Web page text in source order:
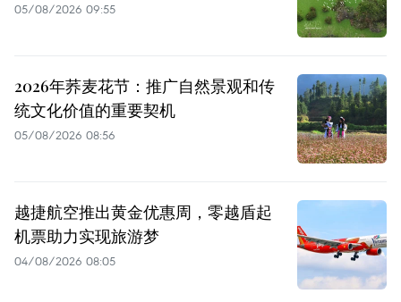
05/08/2026 09:55
2026年荞麦花节：推广自然景观和传
统文化价值的重要契机
05/08/2026 08:56
越捷航空推出黄金优惠周，零越盾起
机票助力实现旅游梦
04/08/2026 08:05